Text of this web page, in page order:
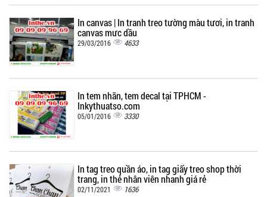
In canvas | In tranh treo tường màu tươi, in tranh
canvas mực dầu
29/03/2016 4633
In tem nhãn, tem decal tại TPHCM -
Inkythuatso.com
05/01/2016 3330
In tag treo quần áo, in tag giấy treo shop thời
trang, in thẻ nhân viên nhanh giá rẻ
02/11/2021 1636